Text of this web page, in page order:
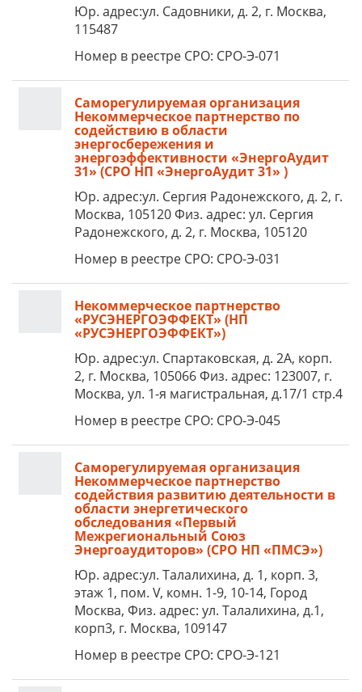
Юр. адрес:ул. Садовники, д. 2, г. Москва,
115487
Номер в реестре СРО: СРО-Э-071
Саморегулируемая организация
Некоммерческое партнерство по
содействию в области
энергосбережения и
энергоэффективности «ЭнергоАудит
31» (СРО НП «ЭнергоАудит 31» )
Юр. адрес:ул. Сергия Радонежского, д. 2, г.
Москва, 105120 Физ. адрес: ул. Сергия
Радонежского, д. 2, г. Москва, 105120
Номер в реестре СРО: СРО-Э-031
Некоммерческое партнерство
«РУСЭНЕРГОЭФФЕКТ» (НП
«РУСЭНЕРГОЭФФЕКТ»)
Юр. адрес:ул. Спартаковская, д. 2А, корп.
2, г. Москва, 105066 Физ. адрес: 123007, г.
Москва, ул. 1-я магистральная, д.17/1 стр.4
Номер в реестре СРО: СРО-Э-045
Саморегулируемая организация
Некоммерческое партнерство
содействия развитию деятельности в
области энергетического
обследования «Первый
Межрегиональный Союз
Энергоаудиторов» (СРО НП «ПМСЭ»)
Юр. адрес:ул. Талалихина, д. 1, корп. 3,
этаж 1, пом. V, комн. 1-9, 10-14, Город
Москва, Физ. адрес: ул. Талалихина, д.1,
корп3, г. Москва, 109147
Номер в реестре СРО: СРО-Э-121